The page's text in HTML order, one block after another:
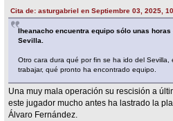
Cita de: asturgabriel en Septiembre 03, 2025,
Iheanacho encuentra equipo sólo unas
Sevilla.
Otro cara dura qué por fin se ha ido del
trabajar, qué pronto ha encontrado equipo.
Una muy mala operación su rescisión a
este jugador mucho antes ha lastrado la
Álvaro Fernández.